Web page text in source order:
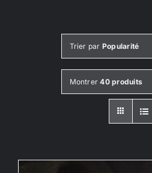
Trier par Popularité
Montrer40 produits